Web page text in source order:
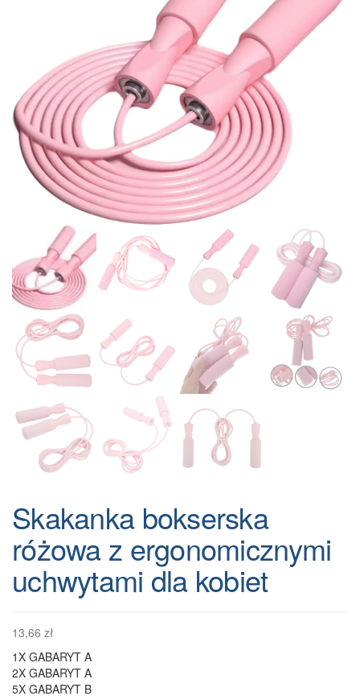
Skakanka bokserska
różowa z ergonomicznymi
uchwytami dla kobiet
13,66 zł
1X GABARYT A
2X GABARYT A
5X GABARYT B